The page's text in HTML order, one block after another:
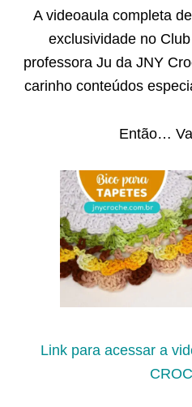
A videoaula completa
exclusividade no
professora Ju da JNY
carinho conteúdos
Então…
Link para acessar a